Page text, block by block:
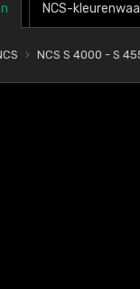
NCS-
NCS S 4000 - S